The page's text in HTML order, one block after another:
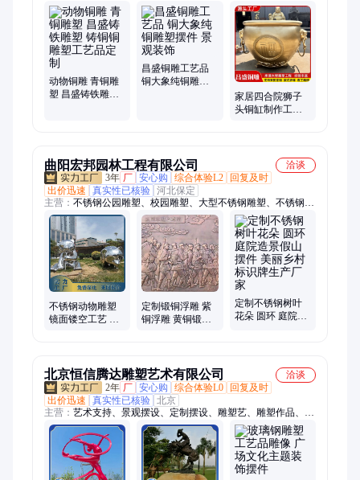
雕、人物雕塑、雕塑定制、动物雕塑、景观雕塑、雕塑工艺品、
铜狮子雕塑、铜雕佛像、铜鹿拉车、城市铜雕、人物铜雕、户外
摆件、仿古故宫缸、民俗民风铜雕
动物铜雕 青铜雕
塑 昌盛铸铁雕塑
昌盛铜雕工艺品
铜大象纯铜雕塑
家居四合院狮子
头铜缸制作工艺
曲阳宏邦园林工程有限公司
洽谈
3年 厂 安心购 综合体验L2
回复及时
出价迅速
真实性已核验 河北保定
主营： 不锈钢公园雕塑、校园雕塑、大型不锈钢雕塑、不锈钢廊
架制作
不锈钢动物雕塑
镜面镂空工艺 马
定制锻铜浮雕 紫
铜浮雕 黄铜锻造
定制不锈钢树叶
花朵 圆环 庭院造
北京恒信腾达雕塑艺术有限公司
洽谈
2年 厂 安心购 综合体验L0
回复及时
出价迅速
真实性已核验 北京
主营： 艺术支持、景观摆设、定制摆设、雕塑艺、雕塑作品、广
场雕塑、大学雕塑、大型雕塑、展台雕塑、铸铜雕塑、观赏雕
塑、锻铜雕塑、人物雕塑、雕塑制作、树脂雕塑、动物雕塑、景
观雕塑、户外雕塑、卡通雕塑、公馆雕塑、智慧山雕塑、不锈钢
雕塑、商业雕刻、景观支持、装饰艺术品